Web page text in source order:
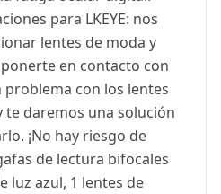
para LKEYE: nos
lentes de moda y
en contacto con
con los lentes
te daremos una solución
¡No hay riesgo de
de lectura bifocales
luz azul, 1 lentes de